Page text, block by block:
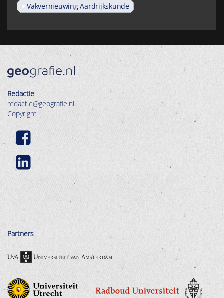
Vakvernieuwing Aardrijkskunde
Redactie
redactie@geografie.nl
Copyright
Partners